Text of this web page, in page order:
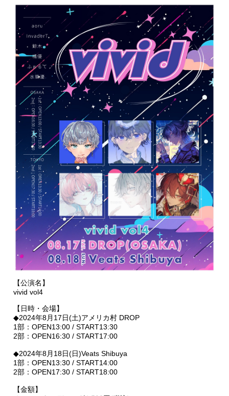
【公演名】
vivid vol4
【日時・会場】
◆2024年8月17日(土)アメリカ村 DROP
1部：OPEN13:00 / START13:30
2部：OPEN16:30 / START17:00
◆2024年8月18日(日)Veats Shibuya
1部：OPEN13:30 / START14:00
2部：OPEN17:30 / START18:00
【金額】